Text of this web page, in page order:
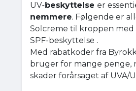
UV-beskyttelse er
nemmere. Følgende er
Solcreme til kroppen med
SPF-beskyttelse .
Med rabatkoder fra
bruger for mange penge,
skader forårsaget af UVA/